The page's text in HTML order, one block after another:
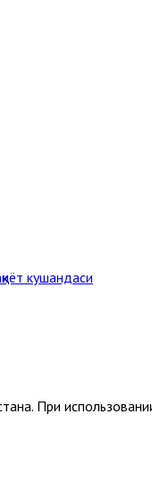
кушандаси
При